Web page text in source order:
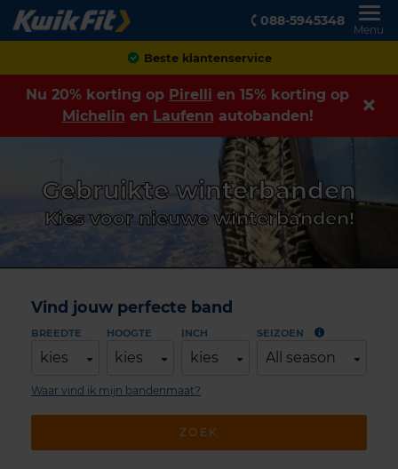
088-5945348
Menu
Achteraf betalen
Nu 20% korting op Pirelli en 15% korting op
Michelin en Laufenn autobanden!
Gebruikte winterbanden
Kies voor nieuwe winterbanden!
Vind jouw perfecte band
BREEDTE
kies
HOOGTE
kies
INCH
kies
SEIZOEN
All season
ZOEK
Waar vind ik mijn bandenmaat?